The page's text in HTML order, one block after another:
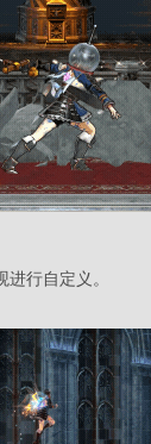
行自定义。